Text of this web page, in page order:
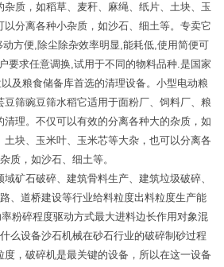
质，如稻草、麦秆、麻绳、纸片、土块、玉
分离各种小杂质，如沙石、细土等。专卖它
方便,除尘除杂效率明显,能耗低,使用简便可
要求任意调换,试用于不同的物料品种.是国家
及粮食储备库首选的清理设备。小型电动粮
筛豌豆筛水稻它适用于面粉厂、饲料厂、粮
理。不仅可以有效的分离各种大的杂质，如
块、玉米叶、玉米芯等大杂，也可以分离各
质，如沙石、细土等。
矿石破碎、建筑骨料生产、建筑垃圾破碎、
、道桥建设等行业给料粒度出料粒度生产能
粉碎程度驱动方式最大进料边长作用对象混
么设备沙石机械在砂石行业的破碎制砂过程
，破碎机是最关键的设备，所以在这一设备